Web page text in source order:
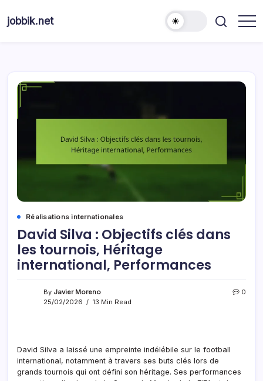
jobbik.net
Réalisations internationales
David Silva : Objectifs clés dans
les tournois, Héritage
international, Performances
By Javier Moreno
25/02/2026
13 Min Read
0
David Silva a laissé une empreinte indélébile sur le football
international, notamment à travers ses buts clés lors de
grands tournois qui ont défini son héritage. Ses performances